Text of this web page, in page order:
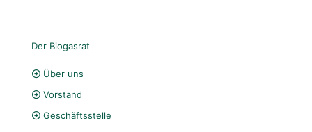
Der Biogasrat
Über uns
Vorstand
Geschäftsstelle